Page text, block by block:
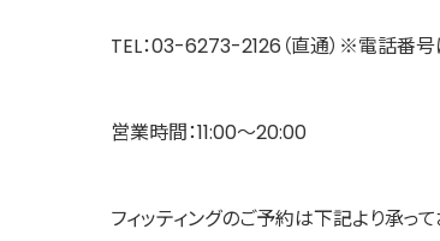
TEL：03-6273-2126（直通）※電話番号
営業時間：11:00～20:00
フィッティングのご予約は下記より承って